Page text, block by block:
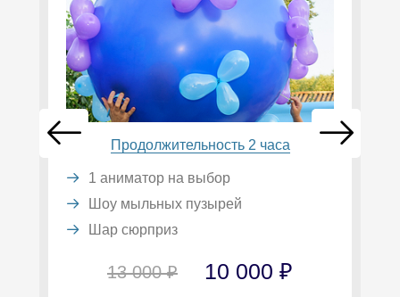
Продолжительность 2 часа
1 аниматор на выбор
Шоу мыльных пузырей
Шар сюрприз
13 000 ₽ 10 000 ₽